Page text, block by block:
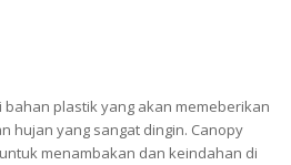
plastik yang akan memeberikan
hujan yang sangat dingin. Canopy
menambakan dan keindahan di